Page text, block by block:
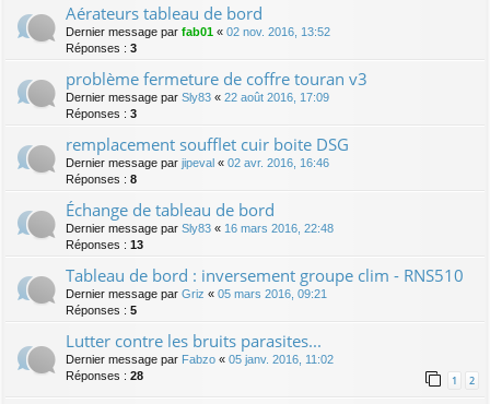
Aérateurs tableau de bord
Dernier message par fab01 « 02 nov. 2016, 13:52
Réponses : 3
problème fermeture de coffre touran v3
Dernier message par Sly83 « 22 août 2016, 17:09
Réponses : 3
remplacement soufflet cuir boite DSG
Dernier message par jipeval « 02 avr. 2016, 16:46
Réponses : 8
Échange de tableau de bord
Dernier message par Sly83 « 16 mars 2016, 22:48
Réponses : 13
Tableau de bord : inversement groupe clim - RNS510
Dernier message par Griz « 05 mars 2016, 09:21
Réponses : 5
Lutter contre les bruits parasites...
Dernier message par Fabzo « 05 janv. 2016, 11:02
Réponses : 28 1 2